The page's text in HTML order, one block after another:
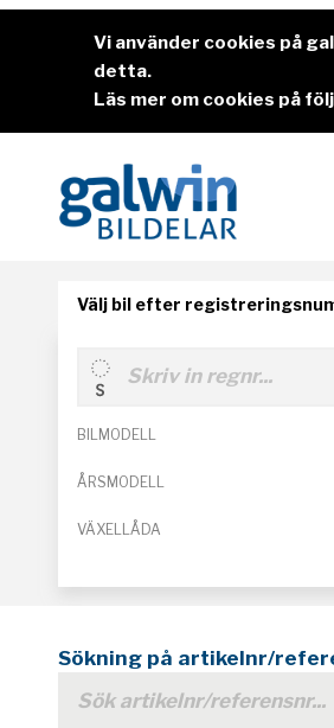
Vi använder cookies på
detta.
Läs mer om cookies på
Välj bil efter
BILMODELL
ÅRSMODELL
VÄXELLÅDA
Sökning på artikelnr/